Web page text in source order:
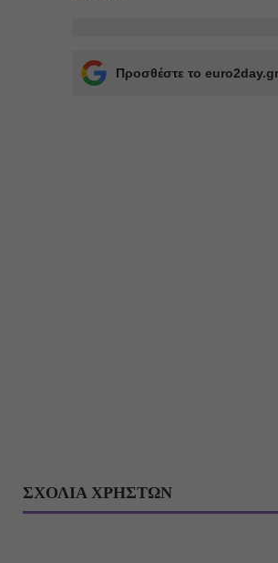
Προσθέστε το
ΣΧΟΛΙΑ ΧΡΗΣΤΩΝ